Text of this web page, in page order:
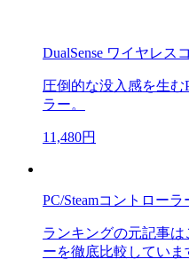
DualSense ワイヤレス
圧倒的な没入感を生む
ラー。
11,480円
PC/Steamコントロー
ランキングの元記事
ーを徹底比較していま